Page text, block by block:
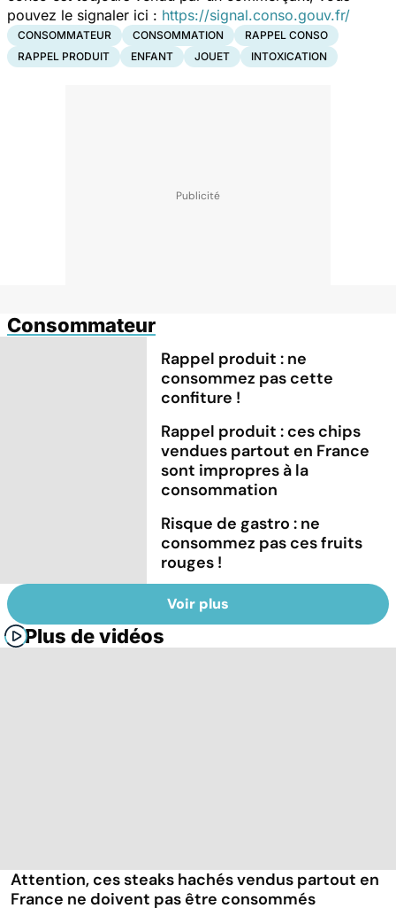
pouvez le signaler ici : https://signal.conso.gouv.fr/
CONSOMMATEUR CONSOMMATION
RAPPEL CONSO
RAPPEL PRODUIT
ENFANT JOUET INTOXICATION
Consommateur
Rappel produit : ne
consommez pas cette
confiture !
Rappel produit : ces chips
vendues partout en France
sont impropres à la
consommation
Risque de gastro : ne
consommez pas ces fruits
rouges !
Voir plus
Plus de vidéos
Attention, ces steaks hachés vendus partout en
France ne doivent pas être consommés